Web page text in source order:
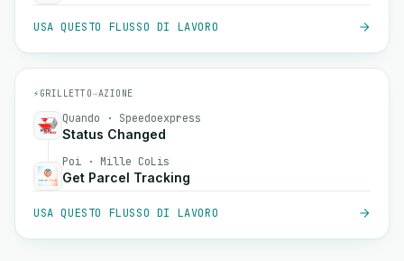
USA QUESTO FLUSSO DI LAVORO
⚡ GRILLETTO→AZIONE
Quando · Speedoexpress
Status Changed
Poi · Mille CoLis
Get Parcel Tracking
USA QUESTO FLUSSO DI LAVORO